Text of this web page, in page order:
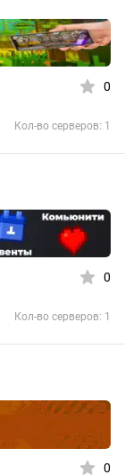
0
Кол-во серверов: 1
0
Кол-во серверов: 1
0